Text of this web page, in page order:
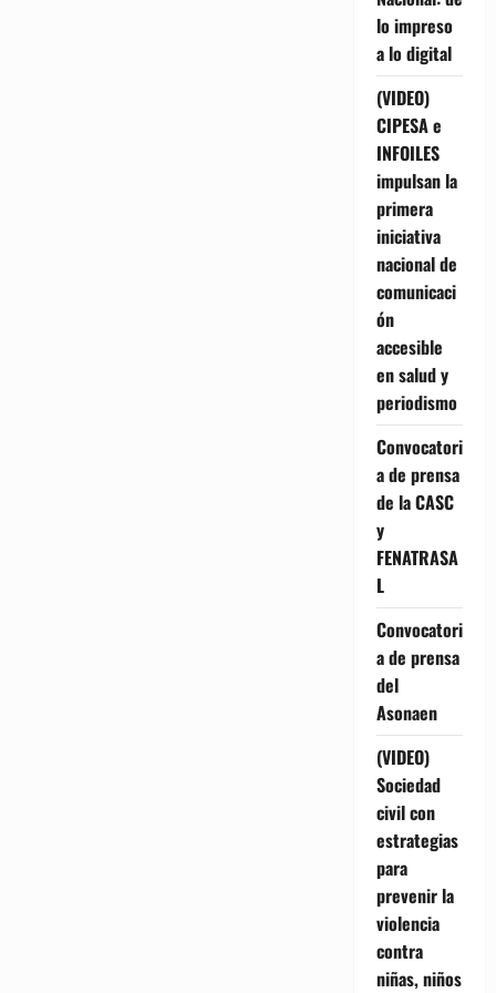
lo impreso
a lo digital
(VIDEO)
CIPESA e
INFOILES
impulsan la
primera
iniciativa
nacional de
comunicaci
ón
accesible
en salud y
periodismo
Convocatori
a de prensa
de la CASC
y
FENATRASA
L
Convocatori
a de prensa
del
Asonaen
(VIDEO)
Sociedad
civil con
estrategias
para
prevenir la
violencia
contra
niñas, niños